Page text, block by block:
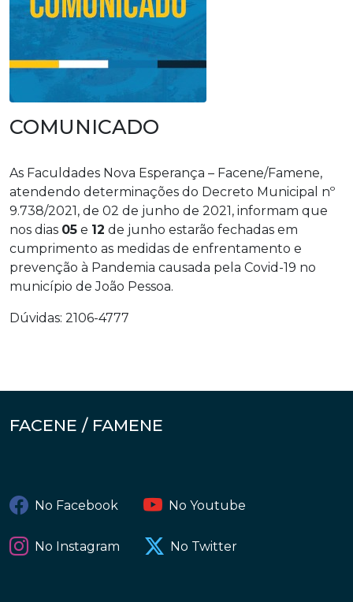
COMUNICADO
As Faculdades Nova Esperança – Facene/Famene,
atendendo determinações do Decreto Municipal nº
9.738/2021, de 02 de junho de 2021, informam que
nos dias 05 e 12 de junho estarão fechadas em
cumprimento as medidas de enfrentamento e
prevenção à Pandemia causada pela Covid-19 no
município de João Pessoa.
Dúvidas: 2106-4777
FACENE / FAMENE
No Facebook No Youtube
No Instagram No Twitter